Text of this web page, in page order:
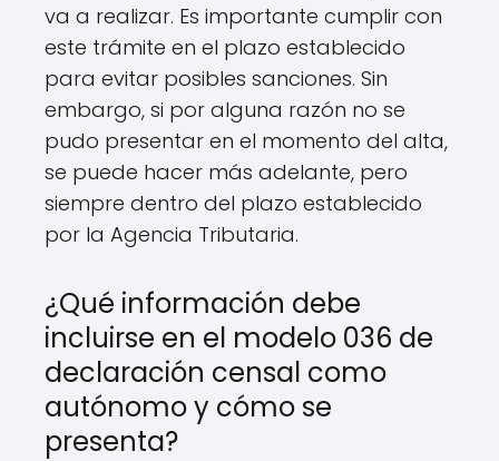
va a realizar. Es importante cumplir con
este trámite en el plazo establecido
para evitar posibles sanciones. Sin
embargo, si por alguna razón no se
pudo presentar en el momento del alta,
se puede hacer más adelante, pero
siempre dentro del plazo establecido
por la Agencia Tributaria.
¿Qué información debe
incluirse en el modelo 036 de
declaración censal como
autónomo y cómo se
presenta?